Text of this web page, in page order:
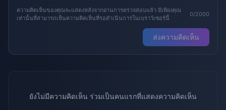
ความคิดเห็นของคุณจะแสดงหลังจากผ่านการตรวจสอบแล้ว มีเพียงคุณ
เท่านั้นที่สามารถเห็นความคิดเห็นที่รอดำเนินการในเบราว์เซอร์นี้
0/2000
ส่งความคิดเห็น
ยังไม่มีความคิดเห็น ร่วมเป็นคนแรกที่แสดงความคิดเห็น